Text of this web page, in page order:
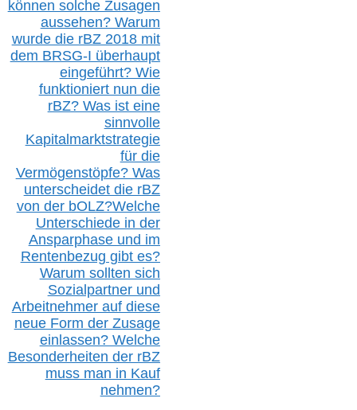
können solche Zusagen
aussehen? Warum
wurde die rBZ2018 mit
dem BRSG-I überhaupt
eingeführt? Wie
funktioniert nun die
rBZ? Was ist eine
sinnvolle
Kapitalmarktstrategie
für die
Vermögenstöpfe? Was
unterscheidet die rBZ
von der bOLZ?Welche
Unterschiede in der
Ansparphase und im
Rentenbezug gibt es?
Warum sollten sich
Sozialpartner und
Arbeitnehmer auf diese
neue Form der Zusage
einlassen? Welche
Besonderheiten der rBZ
muss man in Kauf
nehmen?